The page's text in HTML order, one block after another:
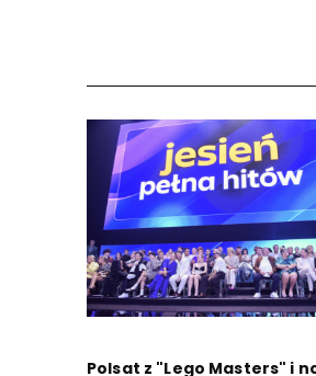
Polsat z "Lego Masters" i